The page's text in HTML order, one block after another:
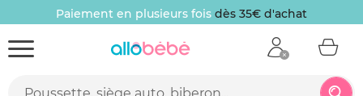
en plusieurs foisdès 35€ d'achat